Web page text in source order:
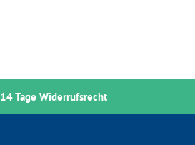
14 Tage Widerrufsrecht